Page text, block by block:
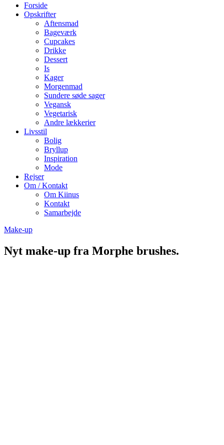
Forside
Opskrifter
Aftensmad
Bageværk
Cupcakes
Drikke
Dessert
Is
Kager
Morgenmad
Sundere søde sager
Vegansk
Vegetarisk
Andre lækkerier
Livsstil
Bolig
Bryllup
Inspiration
Mode
Rejser
Om / Kontakt
Om Kiinus
Kontakt
Samarbejde
Make-up
Nyt make-up fra Morphe brushes.